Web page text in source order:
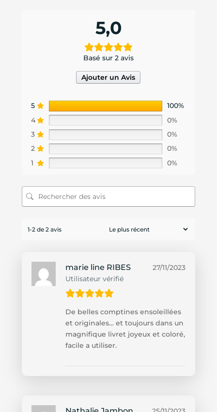
5,0
Basé sur 2 avis
Ajouter un Avis
5
100%
4
0%
3
0%
2
0%
1
0%
1-2 de 2 avis
marie line RIBES
Utilisateur vérifié
27/11/2023
De belles comptines ensoleillées
et originales… et toujours dans un
magnifique livret joyeux et coloré,
facile a utiliser.